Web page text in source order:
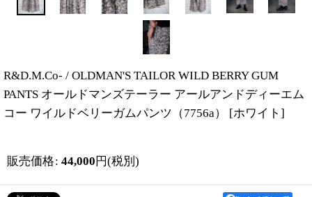
R&D.M.Co- / OLDMAN'S TAILOR WILD BERRY GUM
PANTS オールドマンズテーラー アールアンドディーエム
コー ワイルドベリーガムパンツ（7756a）
[ホワイト ]
販売価格: 44,000 円(税別)